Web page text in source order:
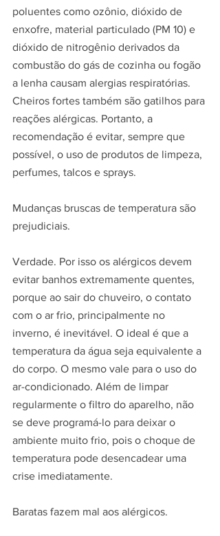
poluentes como ozônio, dióxido de
enxofre, material particulado (PM 10) e
dióxido de nitrogênio derivados da
combustão do gás de cozinha ou fogão
a lenha causam alergias respiratórias.
Cheiros fortes também são gatilhos para
reações alérgicas. Portanto, a
recomendação é evitar, sempre que
possível, o uso de produtos de limpeza,
perfumes, talcos e sprays.
Mudanças bruscas de temperatura são
prejudiciais.
Verdade. Por isso os alérgicos devem
evitar banhos extremamente quentes,
porque ao sair do chuveiro, o contato
com o ar frio, principalmente no
inverno, é inevitável. O ideal é que a
temperatura da água seja equivalente a
do corpo. O mesmo vale para o uso do
ar-condicionado. Além de limpar
regularmente o filtro do aparelho, não
se deve programá-lo para deixar o
ambiente muito frio, pois o choque de
temperatura pode desencadear uma
crise imediatamente.
Baratas fazem mal aos alérgicos.